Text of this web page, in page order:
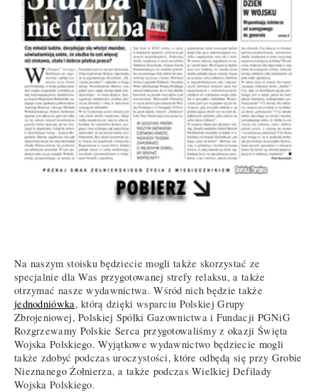
Na naszym stoisku będziecie mogli także skorzystać ze
specjalnie dla Was przygotowanej strefy relaksu, a także
otrzymać nasze wydawnictwa. Wśród nich będzie także
jednodniówka, którą dzięki wsparciu Polskiej Grupy
Zbrojeniowej, Polskiej Spółki Gazownictwa i Fundacji PGNiG
Rozgrzewamy Polskie Serca przygotowaliśmy z okazji Święta
Wojska Polskiego. Wyjątkowe wydawnictwo będziecie mogli
także zdobyć podczas uroczystości, które odbędą się przy Grobie
Nieznanego Żołnierza, a także podczas Wielkiej Defilady
Wojska Polskiego.